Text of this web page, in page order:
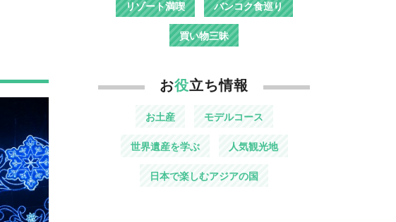
リゾート満喫 バンコク食巡り
買い物三昧
お役立ち情報
お土産 モデルコース
世界遺産を学ぶ 人気観光地
日本で楽しむアジアの国